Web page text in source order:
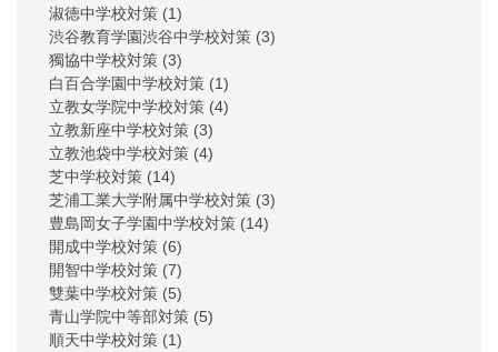
淑徳中学校対策 (1)
渋谷教育学園渋谷中学校対策 (3)
獨協中学校対策 (3)
白百合学園中学校対策 (1)
立教女学院中学校対策 (4)
立教新座中学校対策 (3)
立教池袋中学校対策 (4)
芝中学校対策 (14)
芝浦工業大学附属中学校対策 (3)
豊島岡女子学園中学校対策 (14)
開成中学校対策 (6)
開智中学校対策 (7)
雙葉中学校対策 (5)
青山学院中等部対策 (5)
順天中学校対策 (1)